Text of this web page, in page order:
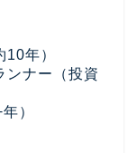
年）
ンナー（投資
）